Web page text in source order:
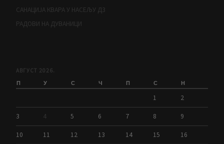
САНАЦИЈА КВАРА У НАСЕЉУ Д3
РАДОВИ НА ДУВАНИЦИ
АВГУСТ 2026.
П У С Ч П С Н
1 2
3 4 5 6 7 8 9
10 11 12 13 14 15 16